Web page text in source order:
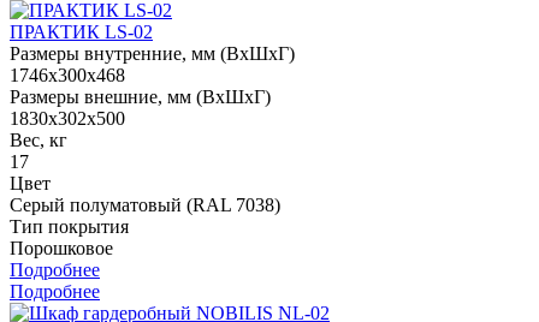
ПРАКТИК LS-02
Размеры внутренние, мм (ВхШхГ)
1746x300x468
Размеры внешние, мм (ВхШхГ)
1830x302x500
Вес, кг
17
Цвет
Серый полуматовый (RAL 7038)
Тип покрытия
Порошковое
Подробнее
Подробнее